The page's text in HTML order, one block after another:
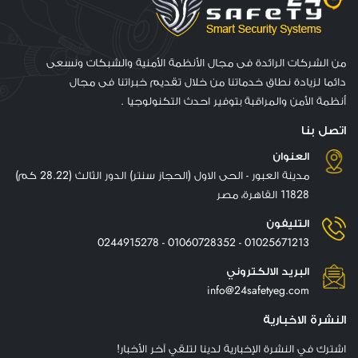
من الشركات الرائدة فى مجال الأنظمة الأمنية والشبكات ونسعى
دائما لزيادة نطاق خدماتنا من خلال تقديم خبراتنا فى مجال
أنظمة الأمن والمراقبة بتوفير احدث التكنولوجيا .
اتصل بنا
العنوان
مدينة العبور - الحى الاول (الحجاز سنتر) الدور الثالث (28.22 كم)
11828 القاهرة، مصر
التليفون
01025671213 - 01060728352 - 0244915278
البريد الالكتروني
info@24safetyeg.com
النشرة الاخبارية
اشترك في النشرة الإخبارية لدينا لتلقي آخر الأخبار!